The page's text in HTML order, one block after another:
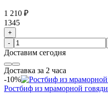
1 210 ₽
1345
+
-
Доставим сегодня
Доставка за 2 часа
-10%
Ростбиф из мраморной